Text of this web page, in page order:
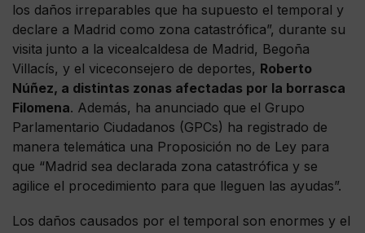
los daños irreparables que ha supuesto el temporal y
declare a Madrid como zona catastrófica”, durante su
visita junto a la vicealcaldesa de Madrid, Begoña
Villacís, y el viceconsejero de deportes, Roberto
Núñez, a distintas zonas afectadas por la borrasca
Filomena. Además, ha anunciado que el Grupo
Parlamentario Ciudadanos (GPCs) ha registrado de
manera telemática una Proposición no de Ley para
que “Madrid sea declarada zona catastrófica y se
agilice el procedimiento para que lleguen las ayudas”.
Los daños causados por el temporal son enormes y el